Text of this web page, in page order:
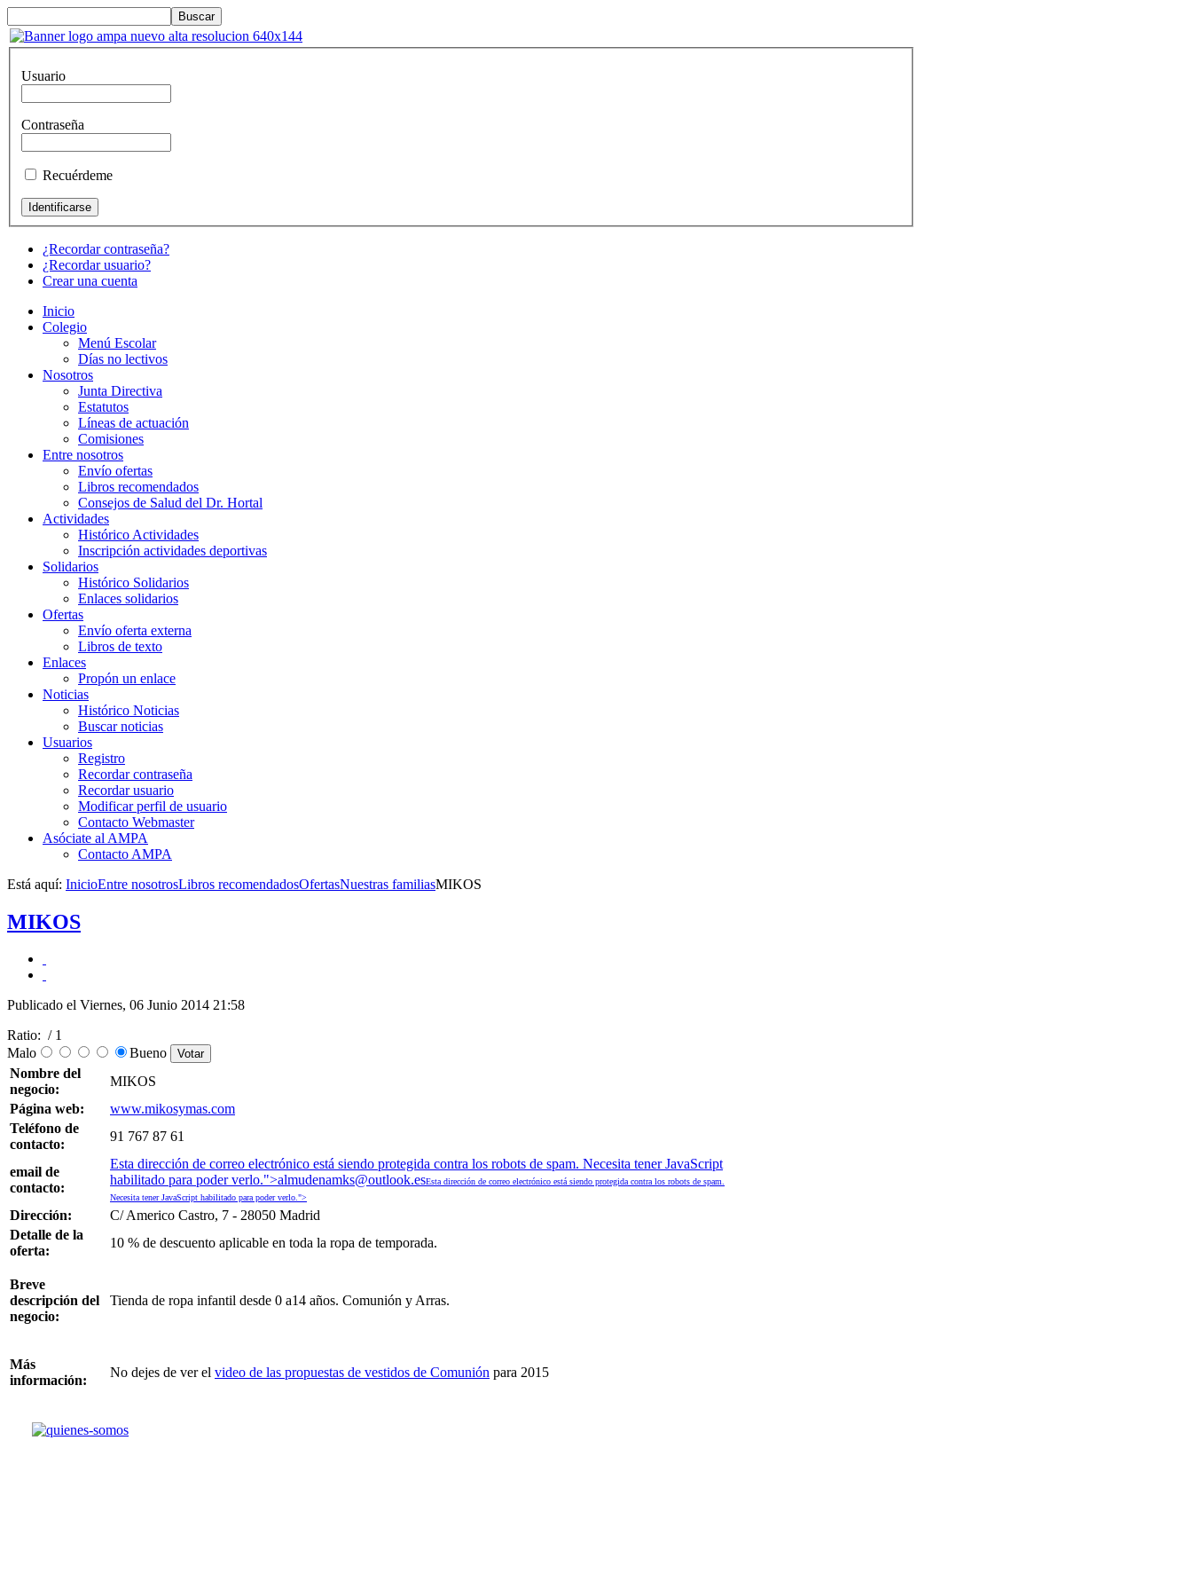
Usuario
Contraseña
Recuérdeme
¿Recordar contraseña?
¿Recordar usuario?
Crear una cuenta
Inicio
Colegio
Menú Escolar
Días no lectivos
Nosotros
Junta Directiva
Estatutos
Líneas de actuación
Comisiones
Entre nosotros
Envío ofertas
Libros recomendados
Consejos de Salud del Dr. Hortal
Actividades
Histórico Actividades
Inscripción actividades deportivas
Solidarios
Histórico Solidarios
Enlaces solidarios
Ofertas
Envío oferta externa
Libros de texto
Enlaces
Propón un enlace
Noticias
Histórico Noticias
Buscar noticias
Usuarios
Registro
Recordar contraseña
Recordar usuario
Modificar perfil de usuario
Contacto Webmaster
Asóciate al AMPA
Contacto AMPA
Está aquí: InicioEntre nosotrosLibros recomendadosOfertasNuestras familiasMIKOS
MIKOS
Publicado el Viernes, 06 Junio 2014 21:58
Ratio: / 1
Malo
Bueno
Nombre del
negocio:
MIKOS
Página web:
www.mikosymas.com
Teléfono de
contacto:
91 767 87 61
email de
contacto:
Esta dirección de correo electrónico está siendo protegida contra los robots de spam. Necesita tener JavaScript
habilitado para poder verlo.">almudenamks@outlook.esEsta dirección de correo electrónico está siendo protegida contra los robots de spam.
Necesita tener JavaScript habilitado para poder verlo.">
Dirección:
C/ Americo Castro, 7 - 28050 Madrid
Detalle de la
oferta:
10 % de descuento aplicable en toda la ropa de temporada.
Breve
descripción del
negocio:
Tienda de ropa infantil desde 0 a14 años. Comunión y Arras.
Más
información:
No dejes de ver el video de las propuestas de vestidos de Comunión para 2015